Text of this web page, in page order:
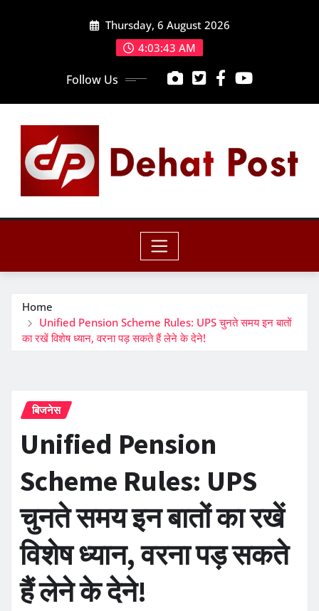
Thursday, 6 August 2026
4:03:44 AM
Follow Us
Home
Unified Pension Scheme Rules: UPS चुनते समय इन बातों
का रखें विशेष ध्यान, वरना पड़ सकते हैं लेने के देने!
बिजनेस
Unified Pension
Scheme Rules: UPS
चुनते समय इन बातों का रखें
विशेष ध्यान, वरना पड़ सकते
हैं लेने के देने!